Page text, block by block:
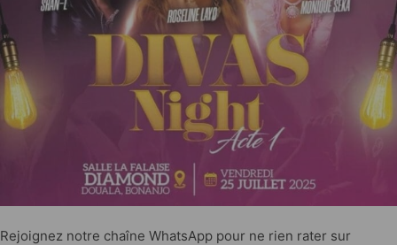
Rejoignez notre chaîne WhatsApp pour ne rien rater sur